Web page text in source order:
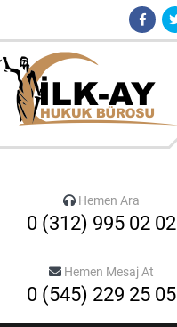
Hemen Ara
0 (312) 995 02 02
Hemen Mesaj At
0 (545) 229 25 05